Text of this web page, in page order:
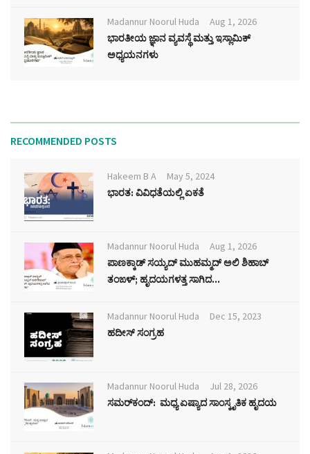
Madannur Noorul Huda
Aug 1, 2026
ಭಾರತೀಯ ಜ್ಞಾನ ವ್ಯವಸ್ಥೆ ಮತ್ತು ಇಸ್ಲಾಮಿಕ್
ಅಧ್ಯಯನಗಳು
RECOMMENDED POSTS
Hakeem B A
May 5, 2024
ಭಾರತ: ವಿವಿಧತೆಯಲ್ಲಿ ಏಕತೆ
Madannur Noorul Huda
Aug 1, 2026
ಪಾಣಕ್ಕಾಡ್ ಸಯ್ಯದ್ ಮುಹಮ್ಮದ್ ಅಲಿ ಶಿಹಾಬ್
ತಂಙಳ್; ಹೃದಯಗಳತ್ತ ಸಾಗಿದ...
Madannur Noorul Huda
Dec 15, 2023
ಹದೀಸ್ ಸಂಗ್ರಹ
Madannur Noorul Huda
Jul 28, 2026
ಸಮರ್‌ಕಂದ್: ಮಧ್ಯ ಏಷ್ಯಾದ ಸಾಂಸ್ಕೃತಿಕ ಹೃದಯ